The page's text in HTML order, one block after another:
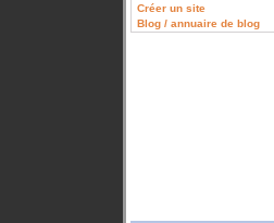
Créer un site
Blog / annuaire de blog